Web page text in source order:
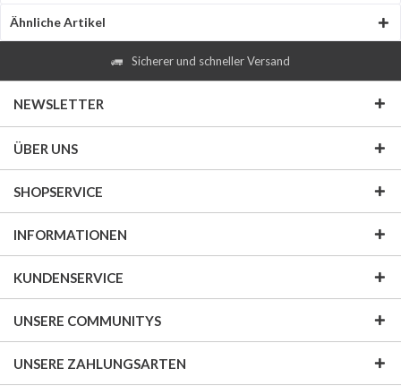
Ähnliche Artikel
Sicherer und schneller Versand
NEWSLETTER
ÜBER UNS
SHOPSERVICE
INFORMATIONEN
KUNDENSERVICE
UNSERE COMMUNITYS
UNSERE ZAHLUNGSARTEN